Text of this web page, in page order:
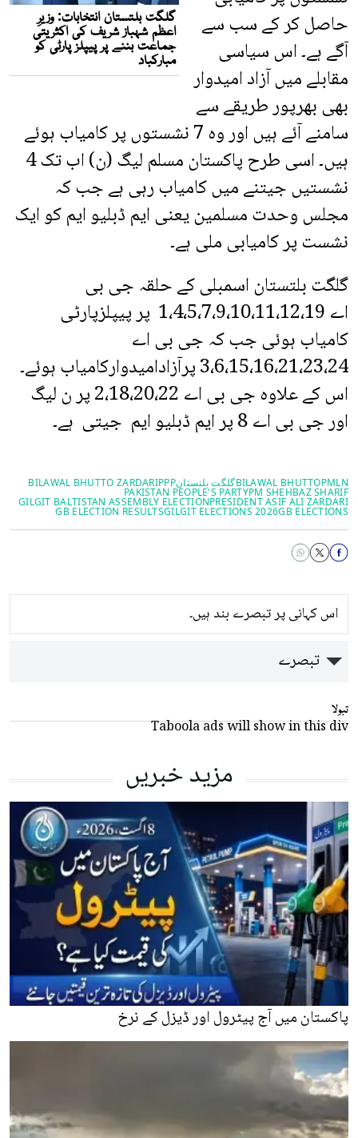
حاصل کر کے سب سے
آگے ہے۔ اس سیاسی
مقابلے میں آزاد امیدوار
بھی بھرپور طریقے سے
سامنے آئے ہیں اور وہ 7 نشستوں پر کامیاب ہوئے
ہیں۔ اسی طرح پاکستان مسلم لیگ (ن) اب تک 4
نشستیں جیتنے میں کامیاب رہی ہے جب کہ
مجلس وحدت مسلمین یعنی ایم ڈبلیو ایم کو ایک
نشست پر کامیابی ملی ہے۔
گلگت بلتستان اسمبلی کے حلقہ جی بی
اے 1،4،5،7،9،10،11،12،19 پر پیپلزپارٹی
کامیاب ہوئی جب کہ جی بی اے
3،6،15،16،21،23،24 پرآزادامیدوارکامیاب ہوئے۔
اس کے علاوہ جی بی اے 2،18،20،22 پر ن لیگ
اور جی بی اے 8 پر ایم ڈبلیو ایم جیتی ہے۔
PMLN
BILAWAL BHUTTOگلگت بلتستانPPP
BILAWAL BHUTTO ZARDARI
PM SHEHBAZ SHARIF
PAKISTAN PEOPLE'S PARTY
PRESIDENT ASIF ALI ZARDARI
GILGIT BALTISTAN ASSEMBLY ELECTION
GB ELECTIONS
GILGIT ELECTIONS 2026
GB ELECTION RESULTS
اس کہانی پر تبصرے بند ہیں۔
تبصرے
تبولا
Taboola ads will show in this div
مزید خبریں
پاکستان میں آج پیٹرول اور ڈیزل کے نرخ